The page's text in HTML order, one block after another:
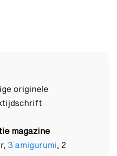
originele
magazine
3 amigurumi, 2